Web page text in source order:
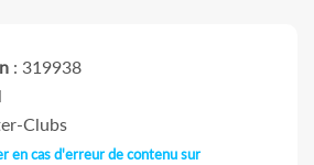
: 319938
Clubs
en cas d'erreur de contenu sur